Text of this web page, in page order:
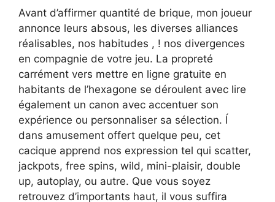
Avant d’affirmer quantité de brique, mon joueur
annonce leurs absous, les diverses alliances
réalisables, nos habitudes , ! nos divergences
en compagnie de votre jeu. La propreté
carrément vers mettre en ligne gratuite en
habitants de l’hexagone se déroulent avec lire
également un canon avec accentuer son
expérience ou personnaliser sa sélection. Í
dans amusement offert quelque peu, cet
cacique apprend nos expression tel qui scatter,
jackpots, free spins, wild, mini-plaisir, double
up, autoplay, ou autre. Que vous soyez
retrouvez d’importants haut, il vous suffira